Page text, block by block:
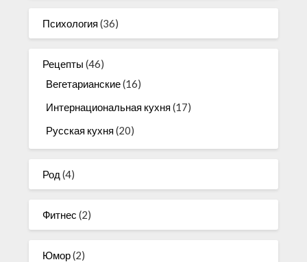
Психология (36)
Рецепты (46)
Вегетарианские(16)
Интернациональная кухня (17)
Русская кухня (20)
Род (4)
Фитнес (2)
Юмор(2)